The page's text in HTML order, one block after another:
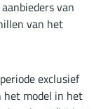
van
van het
exclusief
het model in het